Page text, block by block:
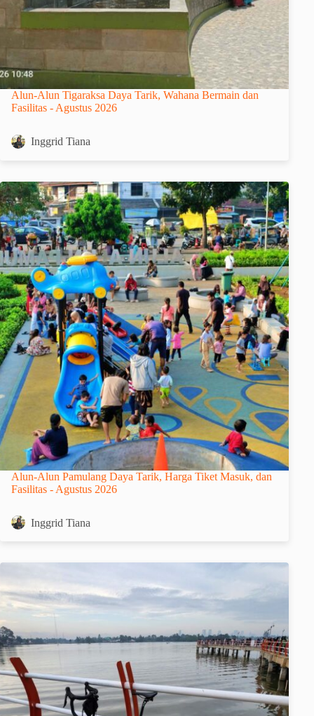
Alun-Alun Tigaraksa Daya Tarik, Wahana Bermain dan
Fasilitas - Agustus 2026
Inggrid Tiana
Alun-Alun Pamulang Daya Tarik, Harga Tiket Masuk, dan
Fasilitas - Agustus 2026
Inggrid Tiana